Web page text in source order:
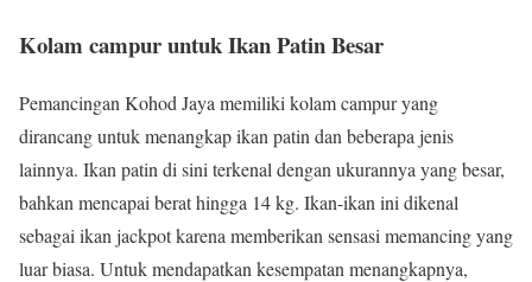
Kolam campur untuk Ikan Patin Besar
Pemancingan Kohod Jaya memiliki kolam campur yang
dirancang untuk menangkap ikan patin dan beberapa jenis
lainnya. Ikan patin di sini terkenal dengan ukurannya yang besar,
bahkan mencapai berat hingga 14 kg. Ikan-ikan ini dikenal
sebagai ikan jackpot karena memberikan sensasi memancing yang
luar biasa. Untuk mendapatkan kesempatan menangkapnya,